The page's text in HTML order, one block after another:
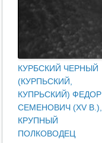
КУРБСКИЙ ЧЕРНЫЙ
(КУРПЬСКИЙ,
КУПРЬСКИЙ) ФЕДОР
СЕМЕНОВИЧ (XV В.),
КРУПНЫЙ
ПОЛКОВОДЕЦ